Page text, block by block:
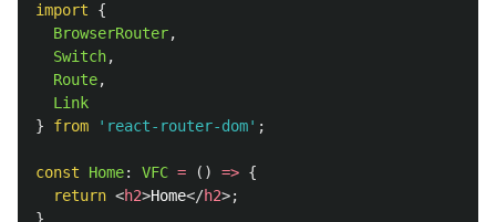
import
{
BrowserRouter,
Switch,
Route,
Link
}
from ' react-router-dom' ;
const Home: VFC = () => {
return <h2>Home</h2>;